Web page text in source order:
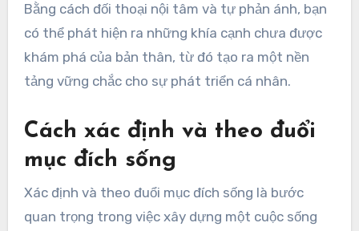
Bằng cách đối thoại nội tâm và tự phản ánh, bạn
có thể phát hiện ra những khía cạnh chưa được
khám phá của bản thân, từ đó tạo ra một nền
tảng vững chắc cho sự phát triển cá nhân.
Cách xác định và theo đuổi
mục đích sống
Xác định và theo đuổi mục đích sống là bước
quan trọng trong việc xây dựng một cuộc sống